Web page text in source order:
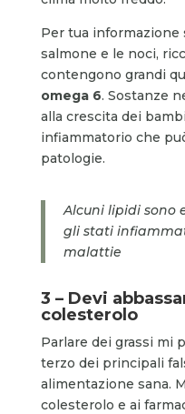
Per tua
salmone e le noci,
contengono grandi
omega 6. Sostanze
alla crescita dei
infiammatorio che
patologie.
Alcuni lipidi sono
gli stati
malattie
3 – Devi
colesterolo
Parlare dei grassi mi
terzo dei principali
alimentazione sana.
colesterolo e ai